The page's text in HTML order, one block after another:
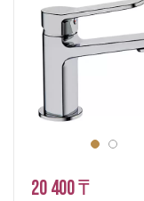
20 400 ₸